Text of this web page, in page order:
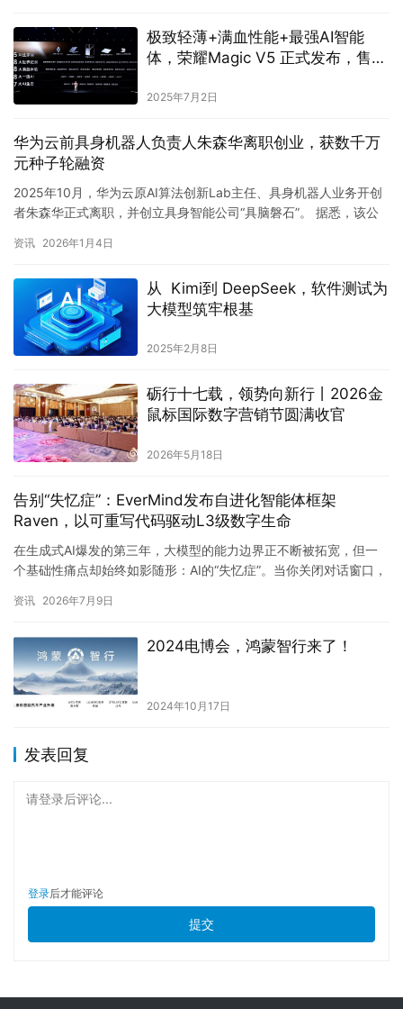
极致轻薄+满血性能+最强AI智能
体，荣耀Magic V5 正式发布，售价
2025年7月2日
华为云前具身机器人负责人朱森华离职创业，获数千万
元种子轮融资
2025年10月，华为云原AI算法创新Lab主任、具身机器人业务开创
者朱森华正式离职，并创立具身智能公司“具脑磐石”。 据悉，该公
资讯 2026年1月4日
从 Kimi到 DeepSeek，软件测试为
大模型筑牢根基
2025年2月8日
砺行十七载，领势向新行丨2026金
鼠标国际数字营销节圆满收官
2026年5月18日
告别“失忆症”：EverMind发布自进化智能体框架
Raven，以可重写代码驱动L3级数字生命
在生成式AI爆发的第三年，大模型的能力边界正不断被拓宽，但一
个基础性痛点却始终如影随形：AI的“失忆症”。当你关闭对话窗口，
资讯 2026年7月9日
2024电博会，鸿蒙智行来了！
2024年10月17日
发表回复
请登录后评论...
登录后才能评论
提交